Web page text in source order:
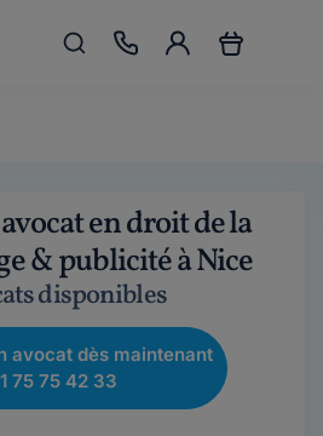
en droit de la
& publicité à Nice
disponibles
avocat dès maintenant
75 75 42 33